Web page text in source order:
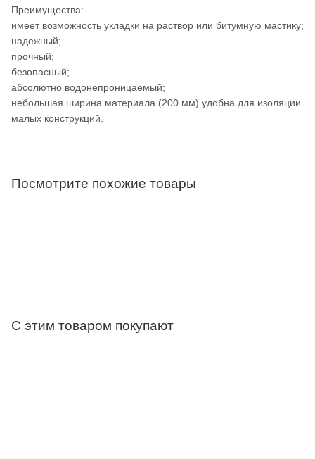
Преимущества:
имеет возможность укладки на раствор или битумную мастику;
надежный;
прочный;
безопасный;
абсолютно водонепроницаемый;
небольшая ширина материала (200 мм) удобна для изоляции
малых конструкций.
Посмотрите похожие товары
С этим товаром покупают